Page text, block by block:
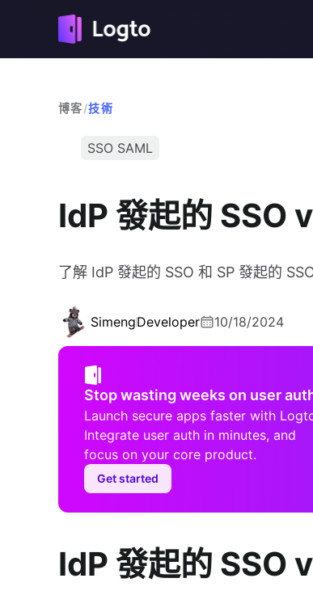
博客/技術
SSO SAML
IdP 發起的 SSO
了解 IdP 發起的 SSO 和 SP 發起的
SimengDeveloper 10/18/2024
Stop wasting weeks on user
Launch secure apps faster with
Integrate user auth in minutes, and
focus on your core product.
Get started
IdP 發起的 SSO